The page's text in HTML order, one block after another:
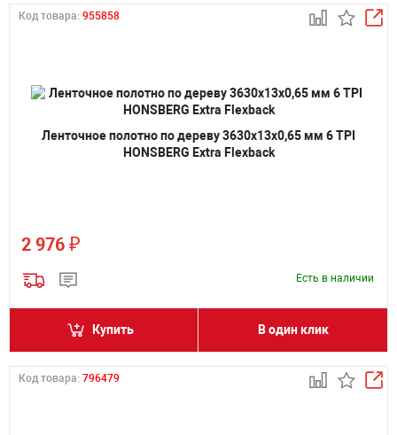
Код товара: 955858
Ленточное полотно по дереву 3630х13х0,65 мм 6 TPI
HONSBERG Extra Flexback
2 976 ₽
Есть в наличии
Купить В один клик
Код товара: 796479